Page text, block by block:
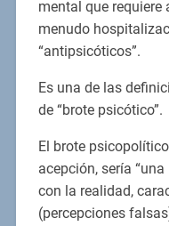
mental que
menudo
“antipsicóticos”.
Es una de las
de “brote psicótico”.
El brote
acepción, sería
con la realidad,
(percepciones